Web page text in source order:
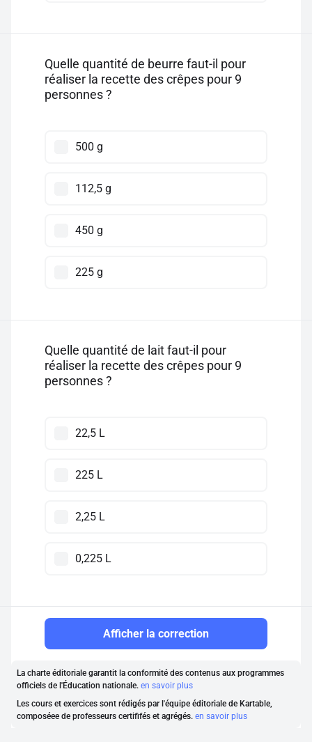
Quelle quantité de beurre faut-il pour
réaliser la recette des crêpes pour 9
personnes ?
500 g
112,5 g
450 g
225 g
Quelle quantité de lait faut-il pour
réaliser la recette des crêpes pour 9
personnes ?
22,5 L
225 L
2,25 L
0,225 L
Afficher la correction
La charte éditoriale garantit la conformité des contenus aux programmes
officiels de l'Éducation nationale. en savoir plus
Les cours et exercices sont rédigés par l'équipe éditoriale de Kartable,
composéee de professeurs certififés et agrégés. en savoir plus